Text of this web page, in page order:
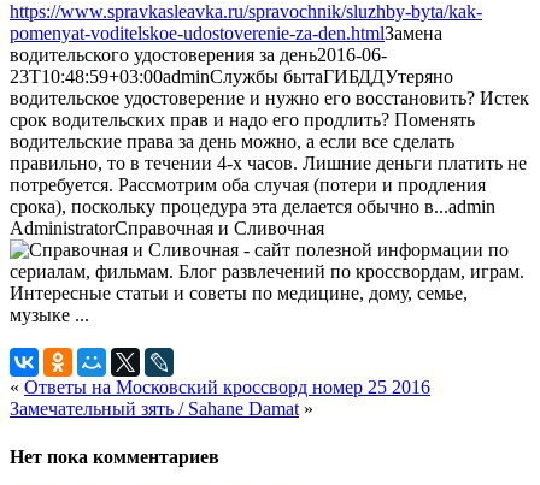
https://www.spravkasleavka.ru/spravochnik/sluzhby-byta/kak-
pomenyat-voditelskoe-udostoverenie-za-den.htmlЗамена
водительского удостоверения за день2016-06-
23T10:48:59+03:00adminСлужбы бытаГИБДДУтеряно
водительское удостоверение и нужно его восстановить? Истек
срок водительских прав и надо его продлить? Поменять
водительские права за день можно, а если все сделать
правильно, то в течении 4-х часов. Лишние деньги платить не
потребуется. Рассмотрим оба случая (потери и продления
срока), поскольку процедура эта делается обычно в...admin
AdministratorСправочная и Сливочная
« Ответы на Московский кроссворд номер 25 2016
Замечательный зять / Sahane Damat »
Нет пока комментариев